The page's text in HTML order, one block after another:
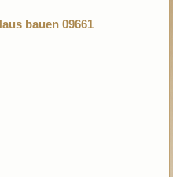
bauen 09661